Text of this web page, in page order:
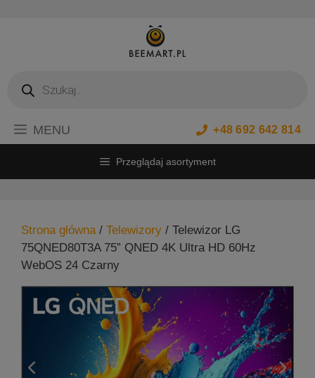
produktów
+48 692 642 814
MENU
Przeglądaj asortyment
Strona główna/ Telewizory / Telewizor LG
75QNED80T3A 75” QNED 4K Ultra HD 60Hz
WebOS 24 Czarny